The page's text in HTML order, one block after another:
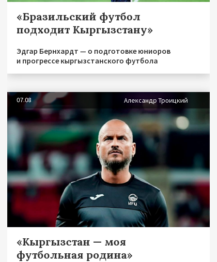
«Бразильский футбол
подходит Кыргызстану»
Эдгар Бернхардт — о подготовке юниоров
и прогрессе кыргызстанского футбола
07.08 Александр Троицкий
«Кыргызстан — моя
футбольная родина»